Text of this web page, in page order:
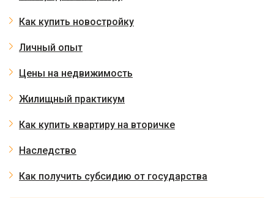
Как купить новостройку
Личный опыт
Цены на недвижимость
Жилищный практикум
Как купить квартиру на вторичке
Наследство
Как получить субсидию от государства